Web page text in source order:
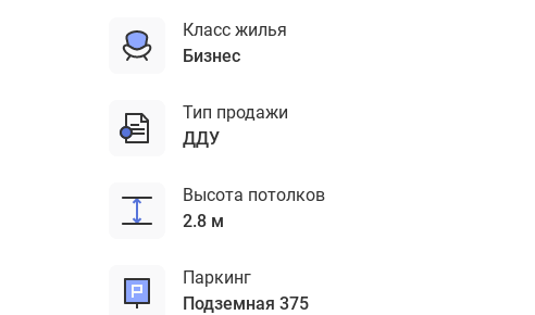
Класс жилья
бизнес
Тип продажи
ДДУ
Высота потолков
2.8 м
Паркинг
подземная 375